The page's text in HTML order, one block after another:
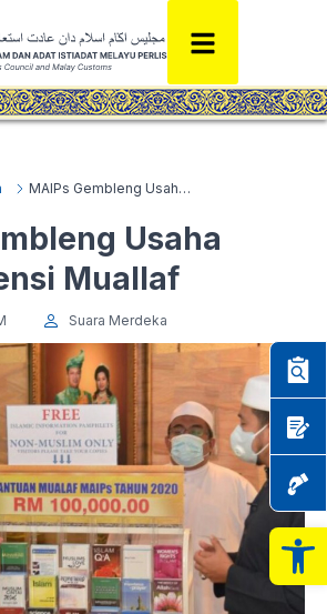
MAIPs Gembleng Usaha Gilap Potensi Muallaf
Usaha
Muallaf
Suara Merdeka